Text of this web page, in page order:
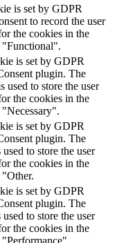
is set by GDPR
to record the user
the cookies in the
"Functional".
is set by GDPR
plugin. The
used to store the user
the cookies in the
is set by GDPR
plugin. The
to store the user
the cookies in the
is set by GDPR
plugin. The
to store the user
the cookies in the